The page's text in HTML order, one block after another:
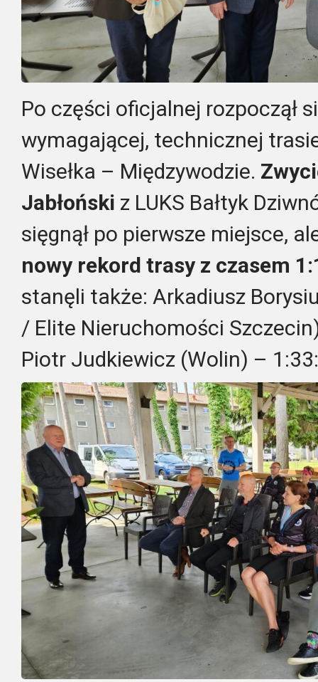
Po części oficjalnej rozpoczął
wymagającej, technicznej
Wisełka – Międzywodzie.
Jabłoński z LUKS Bałtyk
sięgnął po pierwsze miejsce,
nowy rekord trasy z czasem
stanęli także: Arkadiusz
/ Elite Nieruchomości
Piotr Judkiewicz (Wolin) –